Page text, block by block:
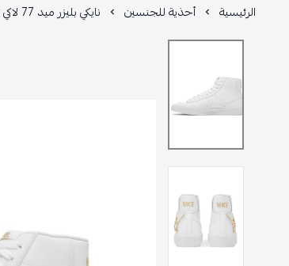
الرئيسية أحذية للجنسين نايكي بليزر ميد 77 لاكي تشارمز